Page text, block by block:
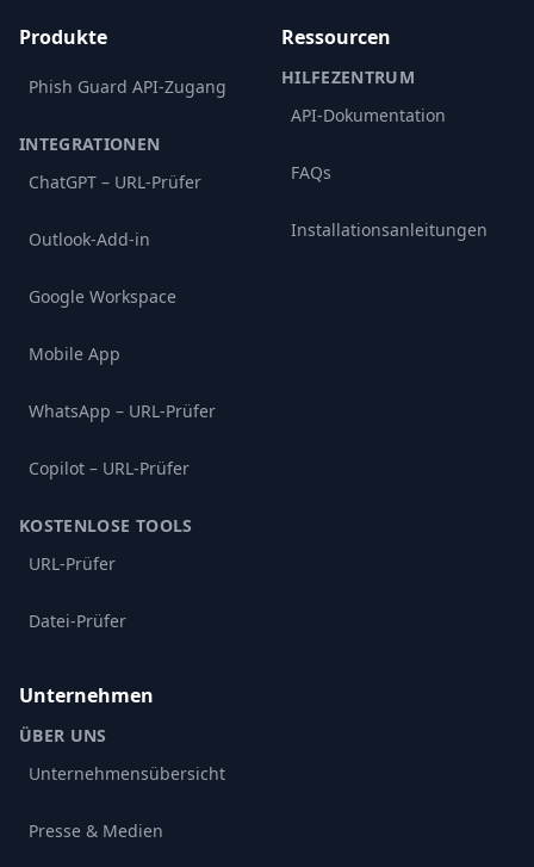
Produkte
Phish Guard API-Zugang
INTEGRATIONEN
ChatGPT – URL-Prüfer
Outlook-Add-in
Google Workspace
Mobile App
WhatsApp – URL-Prüfer
Copilot – URL-Prüfer
KOSTENLOSE TOOLS
URL-Prüfer
Datei-Prüfer
Ressourcen
HILFEZENTRUM
API-Dokumentation
FAQs
Installationsanleitungen
Unternehmen
ÜBER UNS
Unternehmensübersicht
Presse & Medien